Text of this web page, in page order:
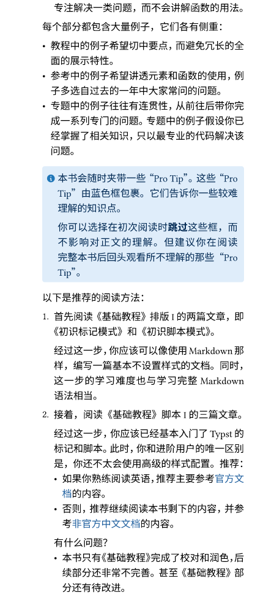
专注解决一类问题， 而不会讲解函数的用法。
每个部分都包含大量例子， 它们各有侧重：
• 教程中的例子希望切中要点， 而避免冗长的全
面的展示特性。
• 参考中的例子希望讲透元素和函数的使用 ， 例
子多选自过去的一年中大家常问的问题。
• 专题中的例子往往有连贯性， 从前往后带你完
成一系列专门的问题。 专题中的例子假设你已
经掌握了相关知识， 只以最专业的代码解决该
问题。
本书会随时夹带一些 “Pro Tip”。这些“Pro
Tip” 由蓝色框包裹。 它们告诉你一些较难
理解的知识点。
你可以选择在初次阅读时跳过这些框， 而
不影响对正文的理解。 但建议你在阅读
完整本书后回头观看所不理解的那些 “Pro
Tip”。
以下是推荐的阅读方法：
1. 首先阅读 《基础教程》 排版 Ⅰ 的两篇文章， 即
《初识标记模式》 和 《初识脚本模式》。
经过这一步，你应该可以像使用 Markdown那
样， 编写一篇基本不设置样式的文档。 同时，
这一步的学习难度也与学习完整Markdown
语法相当。
2. 接着， 阅读 《基础教程》 脚本 Ⅰ 的三篇文章。
经过这一步，你应该已经基本入门了Typst的
标记和脚本。 此时， 你和进阶用户的唯一区别
是， 你还不太会使用高级的样式配置。 推荐：
• 如果你熟练阅读英语， 推荐主要参考官方文
档的内容。
• 否则 ， 推荐继续阅读本书剩下的内容， 并参
考非官方中文文档的内容。
有什么问题？
• 本书只有《基础教程》完成了校对和润色，后
续部分还非常不完善。 甚至 《基础教程》 部
分还有待改进。